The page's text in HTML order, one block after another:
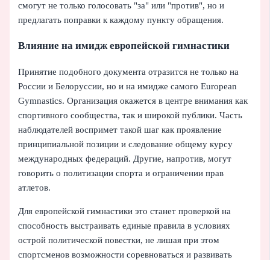
смогут не только голосовать "за" или "против", но и
предлагать поправки к каждому пункту обращения.
Влияние на имидж европейской гимнастики
Принятие подобного документа отразится не только на
России и Белоруссии, но и на имидже самого European
Gymnastics. Организация окажется в центре внимания как
спортивного сообщества, так и широкой публики. Часть
наблюдателей воспримет такой шаг как проявление
принципиальной позиции и следование общему курсу
международных федераций. Другие, напротив, могут
говорить о политизации спорта и ограничении прав
атлетов.
Для европейской гимнастики это станет проверкой на
способность выстраивать единые правила в условиях
острой политической повестки, не лишая при этом
спортсменов возможности соревноваться и развивать